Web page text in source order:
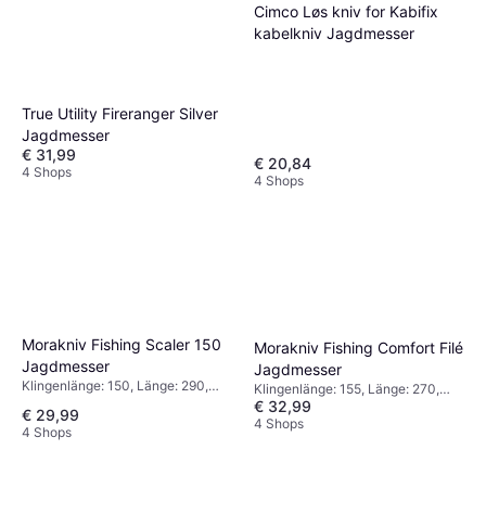
True Utility Fireranger Silver
Jagdmesser
€ 31,99
4 Shops
Cimco Løs kniv for Kabifix
kabelkniv Jagdmesser
€ 20,84
4 Shops
Morakniv Fishing Scaler 150
Jagdmesser
Klingenlänge: 150, Länge: 290,
€ 29,99
4 Shops
Morakniv Fishing Comfort Filé
Jagdmesser
Klingenlänge: 155, Länge: 270,
Gewicht: 95.7
€ 32,99
4 Shops